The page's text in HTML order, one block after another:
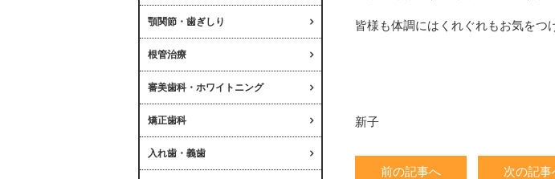
皆様も体調にはくれぐれもお気をつ
新子
前の記事へ 次の記事
顎関節・歯ぎしり
根管治療
審美歯科・ホワイトニング
矯正歯科
入れ歯・義歯